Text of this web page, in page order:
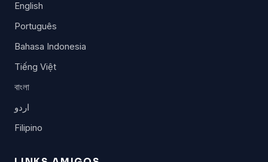
English
Português
Bahasa Indonesia
Tiếng Việt
বাংলা
اردو
Filipino